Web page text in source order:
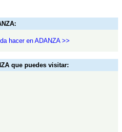
hacer en ADANZA >>
que puedes visitar: